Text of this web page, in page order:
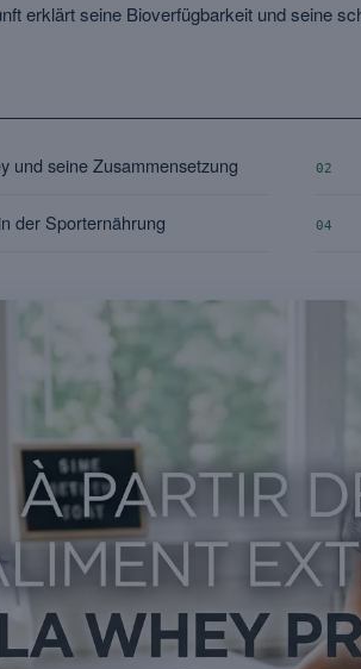
erklärt seine Bioverfügbarkeit und seine
und seine Zusammensetzung 02
der Sporternährung 04